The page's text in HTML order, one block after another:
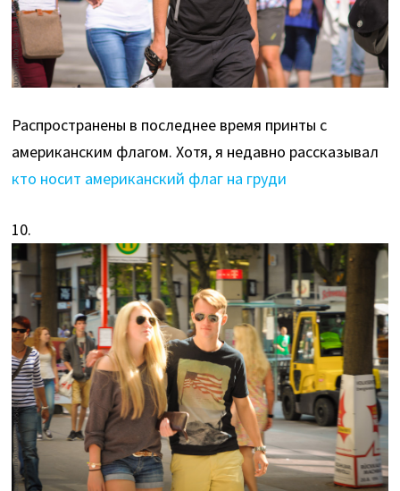
Распространены в последнее время принты с
американским флагом. Хотя, я недавно рассказывал
кто носит американский флаг на груди
10.